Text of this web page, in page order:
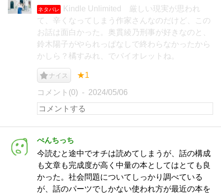
ネタバレ
Kindle Unlimited 厳しい現実が思われ
て、辛くなってしまう作家さんなのだけど、この
お話は面白かった。奥貫綾乃刑事が好きなのと、
鈴木陽子がやられっぱなしで終わらなかったから
かしら？橘すみれ、でバイオレットね。
ナイス ★1
コメント(0) 2024/05/06
ぺんちっち
今読むと途中でオチは読めてしまうが、話の構成
も文章も完成度が高く中量の本としてはとても良
かった。社会問題についてしっかり調べている
が、話のパーツでしかない使われ方が最近の本を